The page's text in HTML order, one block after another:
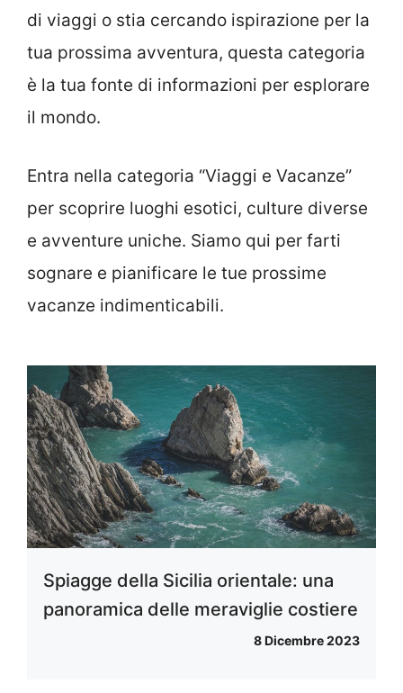
di viaggi o stia cercando ispirazione per la
tua prossima avventura, questa categoria
è la tua fonte di informazioni per esplorare
il mondo.
Entra nella categoria “Viaggi e Vacanze”
per scoprire luoghi esotici, culture diverse
e avventure uniche. Siamo qui per farti
sognare e pianificare le tue prossime
vacanze indimenticabili.
Spiagge della Sicilia orientale: una
panoramica delle meraviglie costiere
8 Dicembre 2023